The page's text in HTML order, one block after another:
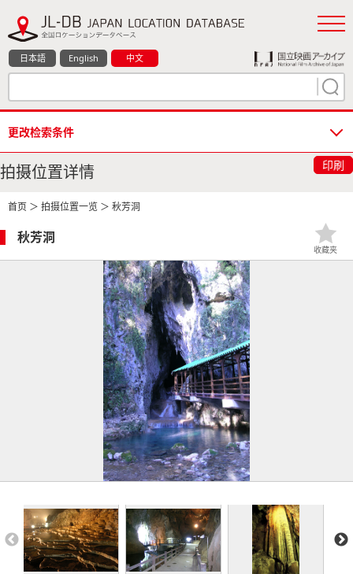
日本語 English 中文
更改检索条件
拍摄位置详情 印刷
首页 ＞ 拍摄位置一览 ＞ 秋芳洞
秋芳洞
收藏夹